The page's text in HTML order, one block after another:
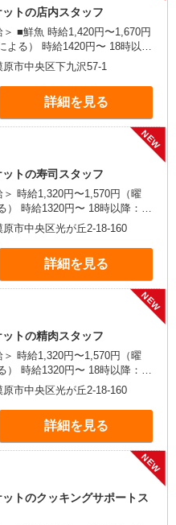
トの店内スタッフ
＞ ■鮮魚 時給1,420円〜1,670円
よる） 時給1420円〜 18時以
★土曜＋100円 ★日・祝＋100
〜 18時以降：時給1570円〜 ★
円 ■鮮魚・惣菜以外
円（曜日・時間帯による） 時
以降：時給1470円〜 ★土曜＋100
円 ※アルバイトさんの時給や募
わせください
市中央区下九沢57-1
詳細を見る
NEW
トの寿司スタッフ
＞ 時給1,320円〜1,570円（曜
） 時給1320円〜 18時以降：時
＋100円 ★日・祝＋100円 ※ア
給や募集内容はお問い合わせく
市中央区光が丘2-18-160
詳細を見る
NEW
トの精肉スタッフ
＞ 時給1,320円〜1,570円（曜
） 時給1320円〜 18時以降：時
＋100円 ★日・祝＋100円 ※ア
給や募集内容はお問い合わせく
市中央区光が丘2-18-160
詳細を見る
NEW
トのクッキングサポートス